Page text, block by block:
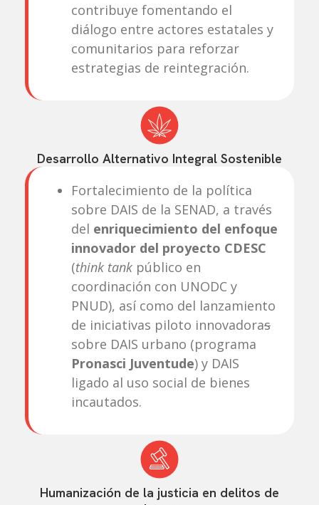
contribuye fomentando el
diálogo entre actores estatales y
comunitarios para reforzar
estrategias de reintegración.
Desarrollo Alternativo Integral Sostenible
Fortalecimiento de la política
sobre DAIS de la SENAD, a través
del enriquecimiento del enfoque
innovador del proyecto CDESC
(think tank público en
coordinación con UNODC y
PNUD), así como del lanzamiento
de iniciativas piloto innovadoras
sobre DAIS urbano (programa
Pronasci Juventude) y DAIS
ligado al uso social de bienes
incautados.
Humanización de la justicia en delitos de